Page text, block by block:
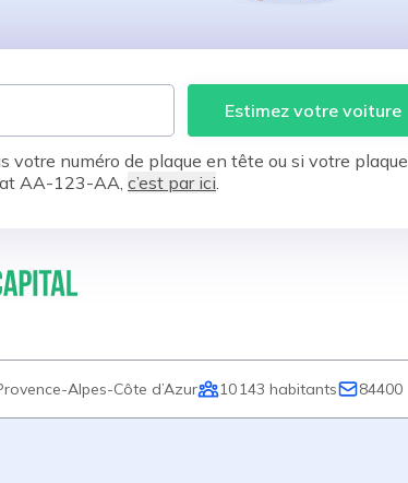
Estimez votre voiture
votre numéro de plaque en tête ou si votre plaque
AA-123-AA, c’est par ici.
Alpes-Côte d’Azur 10 143 habitants 84400